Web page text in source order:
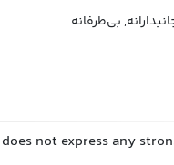
بی‌طرفانه
not express any